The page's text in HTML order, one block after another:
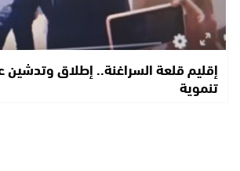
إقليم قلعة السراغنة.. إطلاق
تنموية